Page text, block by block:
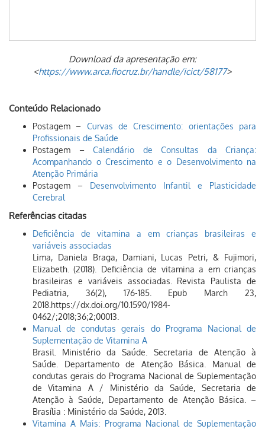
Download da apresentação em:
<https://www.arca.fiocruz.br/handle/icict/58177>
Conteúdo Relacionado
Postagem – Curvas de Crescimento: orientações para
Profissionais de Saúde
Postagem – Calendário de Consultas da Criança:
Acompanhando o Crescimento e o Desenvolvimento na
Atenção Primária
Postagem – Desenvolvimento Infantil e Plasticidade
Cerebral
Referências citadas
Deficiência de vitamina a em crianças brasileiras e
variáveis associadas
Lima, Daniela Braga, Damiani, Lucas Petri, & Fujimori,
Elizabeth. (2018). Deficiência de vitamina a em crianças
brasileiras e variáveis associadas. Revista Paulista de
Pediatria, 36(2), 176-185. Epub March 23,
2018.https://dx.doi.org/10.1590/1984-
0462/;2018;36;2;00013.
Manual de condutas gerais do Programa Nacional de
Suplementação de Vitamina A
Brasil. Ministério da Saúde. Secretaria de Atenção à
Saúde. Departamento de Atenção Básica. Manual de
condutas gerais do Programa Nacional de Suplementação
de Vitamina A / Ministério da Saúde, Secretaria de
Atenção à Saúde, Departamento de Atenção Básica. –
Brasília : Ministério da Saúde, 2013.
Vitamina A Mais: Programa Nacional de Suplementação